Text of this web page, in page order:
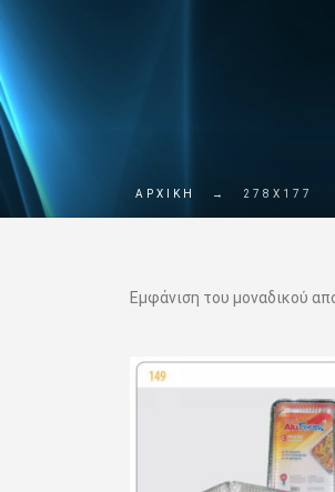
ΑΡΧΙΚΗ → 278X177
Εμφάνιση του μοναδικού